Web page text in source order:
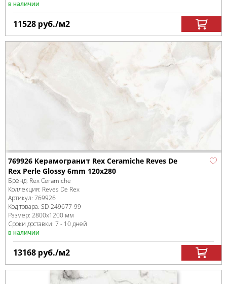
в наличии
11528 руб./м2
769926 Керамогранит Rex Ceramiche Reves De
Rex Perle Glossy 6mm 120x280
Бренд: Rex Ceramiche
Коллекция: Reves De Rex
Артикул: 769926
Код товара: SD-249677-99
Размер: 2800x1200 мм
Сроки доставки: 7 - 10 дней
в наличии
13168 руб./м2